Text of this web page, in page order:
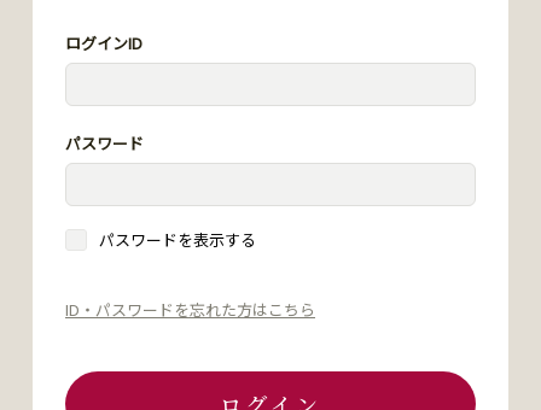
ログインID
パスワード
パスワードを表示する
ID・パスワードを忘れた方はこちら